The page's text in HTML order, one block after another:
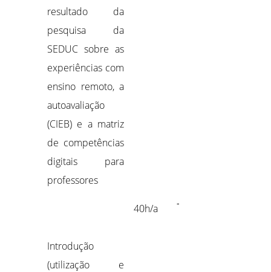
resultado da
pesquisa da
SEDUC sobre as
experiências com
ensino remoto, a
autoavaliação
(CIEB) e a matriz
de competências
digitais para
professores
Introdução
(utilização e
40h/a -